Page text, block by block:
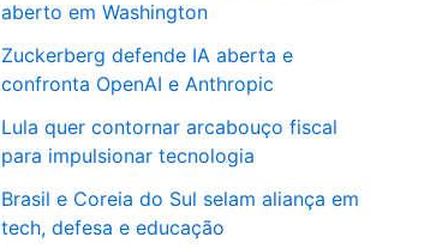
aberto em Washington
Zuckerberg defende IA aberta e
confronta OpenAI e Anthropic
Lula quer contornar arcabouço fiscal
para impulsionar tecnologia
Brasil e Coreia do Sul selam aliança em
tech, defesa e educação